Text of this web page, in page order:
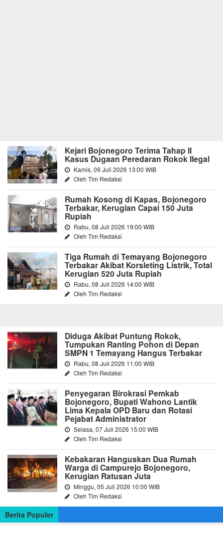
Kejari Bojonegoro Terima Tahap II
Kasus Dugaan Peredaran Rokok Ilegal
Kamis, 09 Juli 2026 13:00 WIB
Oleh Tim Redaksi
Rumah Kosong di Kapas, Bojonegoro
Terbakar, Kerugian Capai 150 Juta
Rupiah
Rabu, 08 Juli 2026 19:00 WIB
Oleh Tim Redaksi
Tiga Rumah di Temayang Bojonegoro
Terbakar Akibat Korsleting Listrik, Total
Kerugian 520 Juta Rupiah
Rabu, 08 Juli 2026 14:00 WIB
Oleh Tim Redaksi
Diduga Akibat Puntung Rokok,
Tumpukan Ranting Pohon di Depan
SMPN 1 Temayang Hangus Terbakar
Rabu, 08 Juli 2026 11:00 WIB
Oleh Tim Redaksi
Penyegaran Birokrasi Pemkab
Bojonegoro, Bupati Wahono Lantik
Lima Kepala OPD Baru dan Rotasi
Pejabat Administrator
Selasa, 07 Juli 2026 15:00 WIB
Oleh Tim Redaksi
Kebakaran Hanguskan Dua Rumah
Warga di Campurejo Bojonegoro,
Kerugian Ratusan Juta
Minggu, 05 Juli 2026 10:00 WIB
Oleh Tim Redaksi
Berita Populer